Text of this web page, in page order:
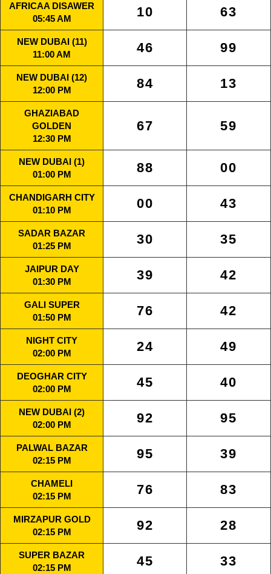
AFRICAA DISAWER
05:45 AM
10 63
NEW DUBAI (11)
11:00 AM
46 99
NEW DUBAI (12)
12:00 PM
84 13
GHAZIABAD
GOLDEN
12:30 PM
67 59
NEW DUBAI (1)
01:00 PM
88 00
CHANDIGARH CITY
01:10 PM
00 43
SADAR BAZAR
01:25 PM
30 35
JAIPUR DAY
01:30 PM
39 42
GALI SUPER
01:50 PM
76 42
NIGHT CITY
02:00 PM
24 49
DEOGHAR CITY
02:00 PM
45 40
NEW DUBAI (2)
02:00 PM
92 95
PALWAL BAZAR
02:15 PM
95 39
CHAMELI
02:15 PM
76 83
MIRZAPUR GOLD
02:15 PM
92 28
SUPER BAZAR
02:15 PM
45 33